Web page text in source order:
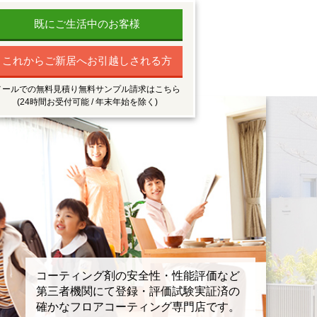
既にご生活中のお客様
これからご新居へお引越しされる方
ールでの無料見積り無料サンプル請求はこちら
(24時間お受付可能 / 年末年始を除く)
コーティング剤の安全性・性能評価など
第三者機関にて登録・評価試験実証済の
確かなフロアコーティング専門店です。